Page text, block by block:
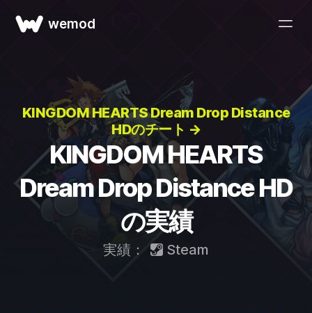
wemod
KINGDOM HEARTS Dream Drop Distance
HDのチート →
KINGDOM HEARTS
Dream Drop Distance HD
の実績
実績： Steam